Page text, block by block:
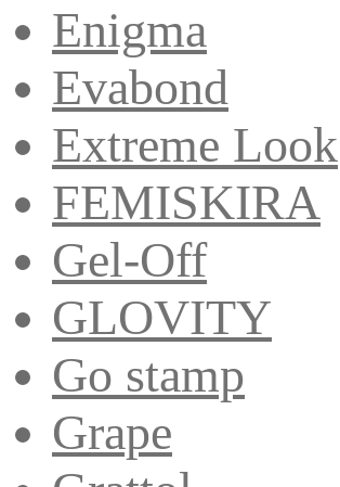
Enigma
Evabond
Extreme Look
FEMISKIRA
Gel-Off
GLOVITY
Go stamp
Grape